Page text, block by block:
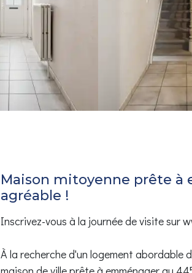
Maison mitoyenne prête à
agréable !
Inscrivez-vous à la journée de visite sur
À la recherche d'un logement abordable